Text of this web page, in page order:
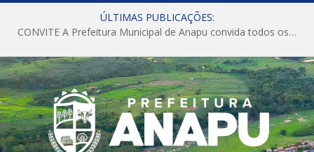
ÚLTIMAS PUBLICAÇÕES:
CONVITE A Prefeitura Municipal de Anapu convida todos os servidores públicos municipais para participarem da Audiência Pública de discussão da Lei de Diretrizes Orçamentárias (LDO), importante instrumento de planejamento das ações e investimentos da Administração Pública para o próximo exercício financeiro.